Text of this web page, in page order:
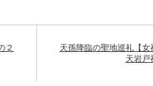
２
天孫降臨の聖地巡礼【
天岩戸